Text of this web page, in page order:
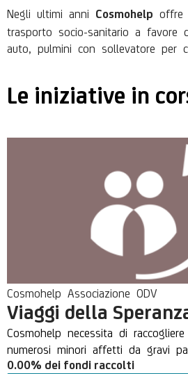
Negli ultimi anni Cosmohelp offre
trasporto socio-sanitario a favore
auto, pulmini con sollevatore per
Le iniziative in
Cosmohelp Associazione ODV
Viaggi della
Cosmohelp necessita di
numerosi minori affetti da gravi
occupare nell'arco dell'anno. Si
0.00% dei fondi raccolti